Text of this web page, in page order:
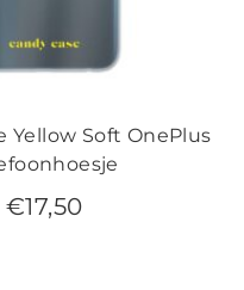
Yellow Soft OnePlus
€17,50